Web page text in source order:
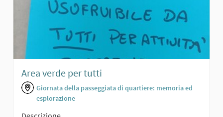
Area verde per tutti
Giornata della passeggiata di quartiere: memoria ed
esplorazione